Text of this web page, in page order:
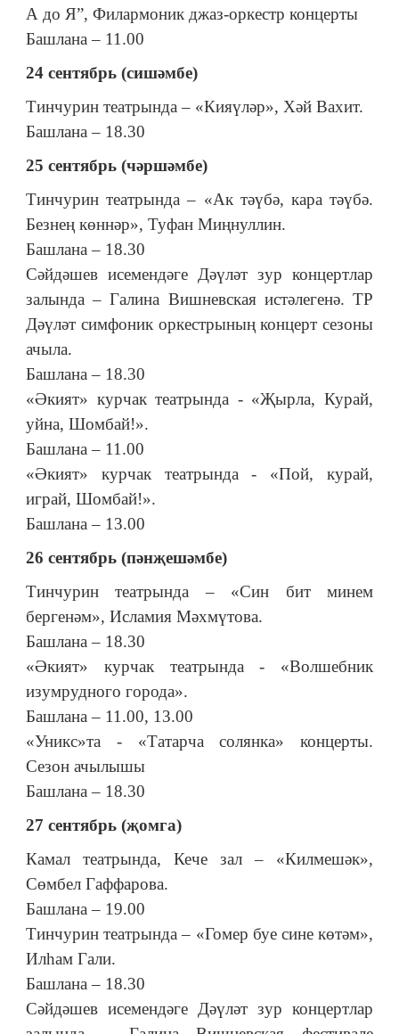
А до Я”, Филармоник джаз-оркестр концерты
Башлана – 11.00
24 сентябрь (сишәмбе)
Тинчурин театрында – «Кияүләр», Хәй Вахит.
Башлана – 18.30
25 сентябрь (чәршәмбе)
Тинчурин театрында – «Ак тәүбә, кара тәүбә.
Безнең көннәр», Туфан Миңнуллин.
Башлана – 18.30
Сәйдәшев исемендәге Дәүләт зур концертлар
залында – Галина Вишневская истәлегенә. ТР
Дәүләт симфоник оркестрының концерт сезоны
ачыла.
Башлана – 18.30
«Әкият» курчак театрында - «Җырла, Курай,
уйна, Шомбай!».
Башлана – 11.00
«Әкият» курчак театрында - «Пой, курай,
играй, Шомбай!».
Башлана – 13.00
26 сентябрь (пәнҗешәмбе)
Тинчурин театрында – «Син бит минем
бергенәм», Исламия Мәхмүтова.
Башлана – 18.30
«Әкият» курчак театрында - «Волшебник
изумрудного города».
Башлана – 11.00, 13.00
«Уникс»та - «Татарча солянка» концерты.
Сезон ачылышы
Башлана – 18.30
27 сентябрь (җомга)
Камал театрында, Кече зал – «Килмешәк»,
Сөмбел Гаффарова.
Башлана – 19.00
Тинчурин театрында – «Гомер буе сине көтәм»,
Илһам Гали.
Башлана – 18.30
Сәйдәшев исемендәге Дәүләт зур концертлар